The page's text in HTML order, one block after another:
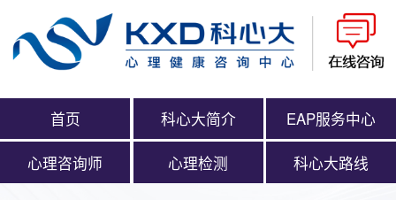
首页 科心大简介 EAP服务中心
心理咨询师 心理检测 科心大路线